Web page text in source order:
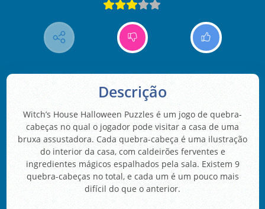
Descrição
Witch’s House Halloween Puzzles é um jogo de quebra-
cabeças no qual o jogador pode visitar a casa de uma
bruxa assustadora. Cada quebra-cabeça é uma ilustração
do interior da casa, com caldeirões ferventes e
ingredientes mágicos espalhados pela sala. Existem 9
quebra-cabeças no total, e cada um é um pouco mais
difícil do que o anterior.